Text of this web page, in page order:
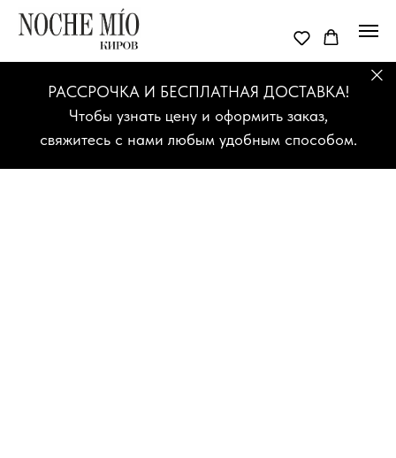
РАССРОЧКА И БЕСПЛАТНАЯ ДОСТАВКА!
Чтобы узнать цену и оформить заказ,
свяжитесь с нами любым удобным способом.